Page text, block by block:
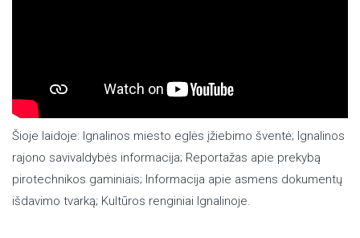
Šioje laidoje: Ignalinos miesto eglės įžiebimo šventė; Ignalinos
rajono savivaldybės informacija; Reportažas apie prekybą
pirotechnikos gaminiais; Informacija apie asmens dokumentų
išdavimo tvarką; Kultūros renginiai Ignalinoje.